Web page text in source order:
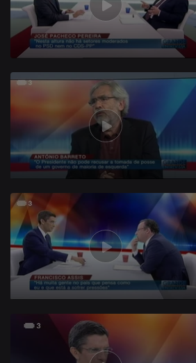
210010